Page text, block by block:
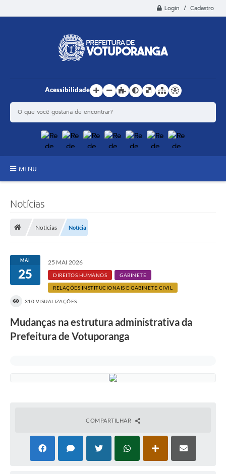
Login / Cadastro
Acessibilidade
MENU
A História
Notícias
Prestação de Contas
Legislação
Notícias
Notícias Notícia
MAI
25
25 MAI 2026
DIREITOS HUMANOS GABINETE
RELAÇÕES INSTITUCIONAIS E GABINETE CIVIL
310 VISUALIZAÇÕES
Mudanças na estrutura administrativa da
Prefeitura de Votuporanga
COMPARTILHAR